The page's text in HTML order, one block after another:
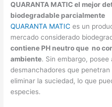
QUARANTA MATIC el mejor
biodegradable parcialmente
QUARANTA MATIC es un
mercado considerado
contiene PH neutro que no
ambiente. Sin embargo,
desmanchadores que
eliminar la suciedad, lo que
especies.